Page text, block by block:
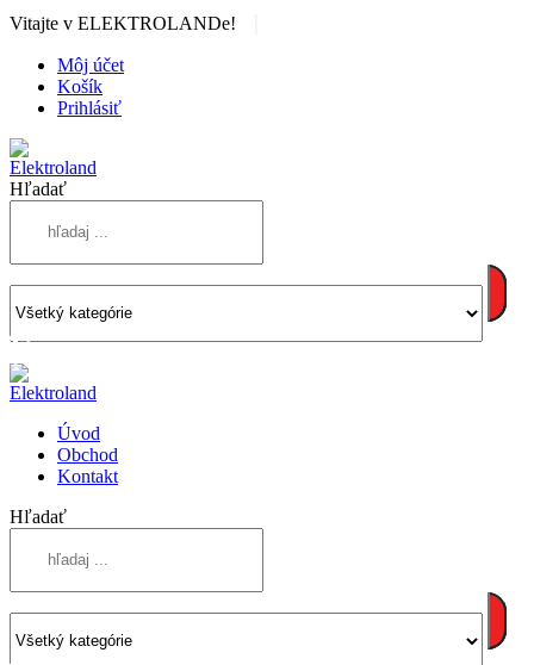
Vitajte v ELEKTROLANDe!
Môj účet
Košík
Prihlásiť
Hľadať
Úvod
Obchod
Kontakt
Hľadať